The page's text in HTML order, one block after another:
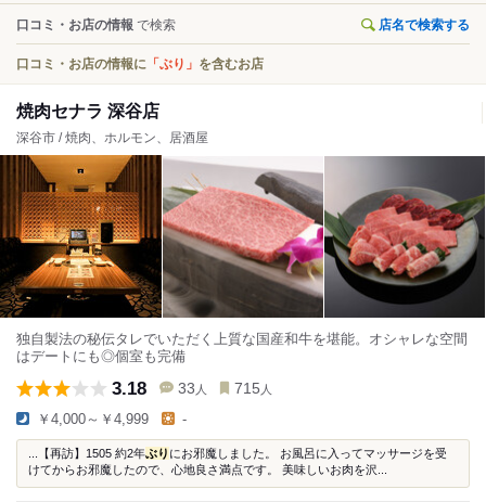
口コミ・お店の情報 で検索 店名で検索する
口コミ・お店の情報に 「ぶり」 を含むお店
焼肉セナラ 深谷店
深谷市 / 焼肉、ホルモン、居酒屋
独自製法の秘伝タレでいただく上質な国産和牛を堪能。オシャレな空間
はデートにも◎個室も完備
3.18 33 人 715 人
￥4,000～￥4,999 -
...【再訪】1505 約2年ぶり にお邪魔しました。 お風呂に入ってマッサージを受
けてからお邪魔したので、心地良さ満点です。 美味しいお肉を沢...